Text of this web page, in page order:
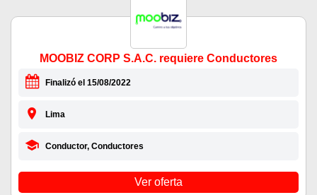
MOOBIZ CORP S.A.C. requiere Conductores
Finalizó el 15/08/2022
Lima
Conductor, Conductores
Ver oferta